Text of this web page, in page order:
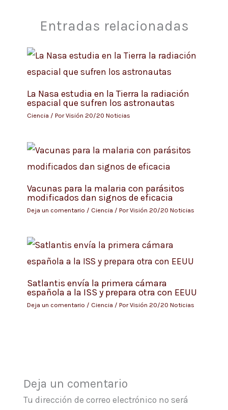
Entradas relacionadas
La Nasa estudia en la Tierra la radiación
espacial que sufren los astronautas
Ciencia / PorVisión 20/20 Noticias
Vacunas para la malaria con parásitos
modificados dan signos de eficacia
Deja un comentario / Ciencia / PorVisión 20/20 Noticias
Satlantis envía la primera cámara
española a la ISS y prepara otra con EEUU
Deja un comentario / Ciencia / PorVisión 20/20 Noticias
Deja un comentario
Tu dirección de correo electrónico no será